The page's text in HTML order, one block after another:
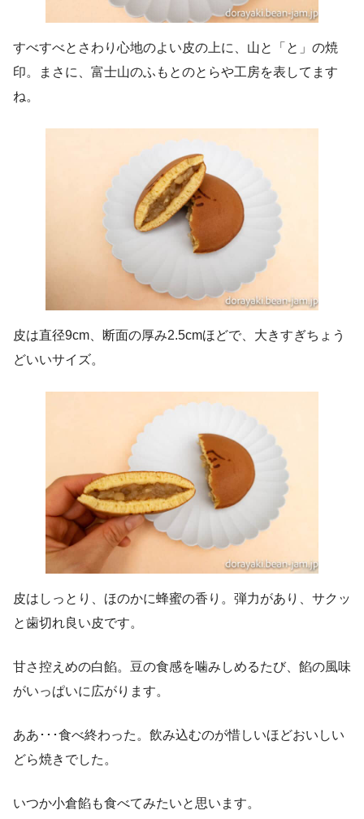
すべすべとさわり心地のよい皮の上に、山と「と」の焼
印。まさに、富士山のふもとのとらや工房を表してます
ね。
皮は直径9cm、断面の厚み2.5cmほどで、大きすぎちょう
どいいサイズ。
皮はしっとり、ほのかに蜂蜜の香り。弾力があり、サクッ
と歯切れ良い皮です。
甘さ控えめの白餡。豆の食感を噛みしめるたび、餡の風味
がいっぱいに広がります。
ああ･･･食べ終わった。飲み込むのが惜しいほどおいしい
どら焼きでした。
いつか小倉餡も食べてみたいと思います。